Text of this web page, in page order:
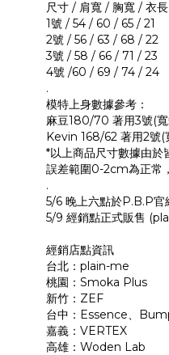
尺寸 / 肩寬 / 胸寬 / 衣
1號 / 54 / 60 / 65 / 21
2號 / 56 / 63 / 68 / 22
3號 / 58 / 66 / 71 / 23
4號 /60 / 69 / 74 / 24
.
模特上身數據參考：
麻豆180/70 著用3號(寬
Kevin 168/62 著用2號(
*以上商品尺寸數據由於
誤差範圍0-2cm為正常
.
5/6 晚上六點於P.B.P官
5/9 經銷點正式販售
經銷店點資訊
台北：plain-me
桃園：Smoka Plus
新竹：ZEF
台中：Essence、
嘉義：VERTEX
高雄：Woden Lab